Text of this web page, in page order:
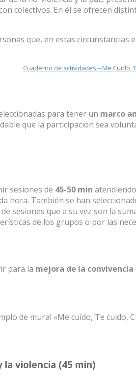
colectivos. En él se ofrecen
que, en estas
Cuaderno de actividades – Me Cuido,
para tener un marco
que la participación sea
sesiones de 45-50 min
hora. También se han
sesiones que a su vez son la
de los grupos o por las
para la mejora de la convivencia
de mural «Me cuido, Te cuido,
la violencia (45 min)